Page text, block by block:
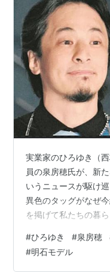
実業家のひろゆき（
員の泉房穂氏が、新
いうニュースが駆け
異色のタッグがなぜ
を掲げて私たちの暮
結論から申し上げま
造を打破し、地方か
#ひろゆき #泉房穂
#明石モデル